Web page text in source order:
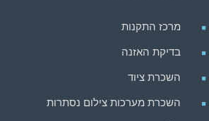
מרכז התקנות
בדיקת האזנה
השכרת ציוד
השכרת מערכות צילום נסתרות